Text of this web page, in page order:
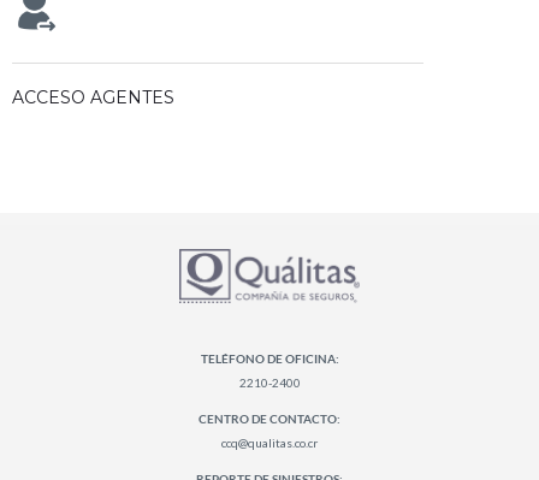
ACCESO AGENTES
TELÉFONO DE OFICINA:
2210-2400
CENTRO DE CONTACTO:
ccq@qualitas.co.cr